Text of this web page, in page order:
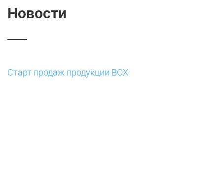
Новости
Старт продаж продукции BOX